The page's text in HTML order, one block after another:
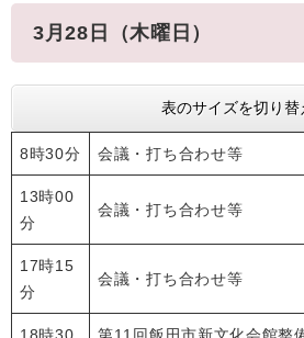
3月28日（木曜日）
表のサイズを切り替
8時30分 会議・打ち合わせ等
13時00
分
会議・打ち合わせ等
17時15
分
会議・打ち合わせ等
18時30 第11回飯田市新文化会館整